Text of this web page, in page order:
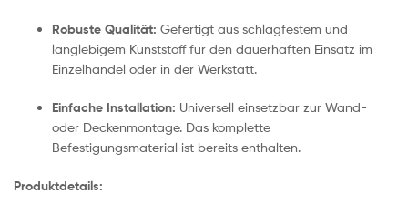
Robuste Qualität: Gefertigt aus schlagfestem und
langlebigem Kunststoff für den dauerhaften Einsatz im
Einzelhandel oder in der Werkstatt.
Einfache Installation: Universell einsetzbar zur Wand-
oder Deckenmontage. Das komplette
Befestigungsmaterial ist bereits enthalten.
Produktdetails: